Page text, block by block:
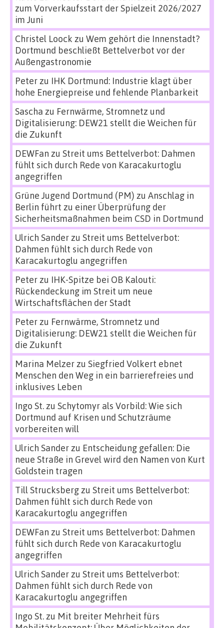
zum Vorverkaufsstart der Spielzeit 2026/2027
im Juni
Christel Loock zu Wem gehört die Innenstadt?
Dortmund beschließt Bettelverbot vor der
Außengastronomie
Peterzu IHK Dortmund: Industrie klagt über
hohe Energiepreise und fehlende Planbarkeit
Sascha zu Fernwärme, Stromnetz und
Digitalisierung: DEW21 stellt die Weichen für
die Zukunft
DEWFan zu Streit ums Bettelverbot: Dahmen
fühlt sich durch Rede von Karacakurtoglu
angegriffen
Grüne Jugend Dortmund (PM) zu Anschlag in
Berlin führt zu einer Überprüfung der
Sicherheitsmaßnahmen beim CSD in Dortmund
Ulrich Sanderzu Streit ums Bettelverbot:
Dahmen fühlt sich durch Rede von
Karacakurtoglu angegriffen
Peterzu IHK-Spitze bei OB Kalouti:
Rückendeckung im Streit um neue
Wirtschaftsflächen der Stadt
Peterzu Fernwärme, Stromnetz und
Digitalisierung: DEW21 stellt die Weichen für
die Zukunft
Marina Melzerzu Siegfried Volkert ebnet
Menschen den Weg in ein barrierefreies und
inklusives Leben
Ingo St.zu Schytomyr als Vorbild: Wie sich
Dortmund auf Krisen und Schutzräume
vorbereiten will
Ulrich Sanderzu Entscheidung gefallen: Die
neue Straße in Grevel wird den Namen von Kurt
Goldstein tragen
Till Strucksbergzu Streit ums Bettelverbot:
Dahmen fühlt sich durch Rede von
Karacakurtoglu angegriffen
DEWFan zu Streit ums Bettelverbot: Dahmen
fühlt sich durch Rede von Karacakurtoglu
angegriffen
Ulrich Sanderzu Streit ums Bettelverbot:
Dahmen fühlt sich durch Rede von
Karacakurtoglu angegriffen
Ingo St.zu Mit breiter Mehrheit fürs